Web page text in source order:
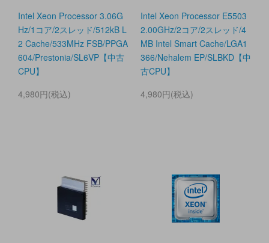
Intel Xeon Processor 3.06G
Hz/1コア/2スレッド/512kB L
2 Cache/533MHz FSB/PPGA
604/Prestonia/SL6VP【中古
CPU】
4,980円(税込)
Intel Xeon Processor E5503
2.00GHz/2コア/2スレッド/4
MB Intel Smart Cache/LGA1
366/Nehalem EP/SLBKD【中
古CPU】
4,980円(税込)